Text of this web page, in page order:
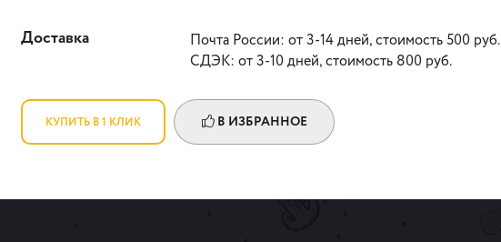
Доставка
Почта России: от 3-14 дней, стоимость 500 руб.
СДЭК: от 3-10 дней, стоимость 800 руб.
КУПИТЬ В 1 КЛИК В ИЗБРАННОЕ